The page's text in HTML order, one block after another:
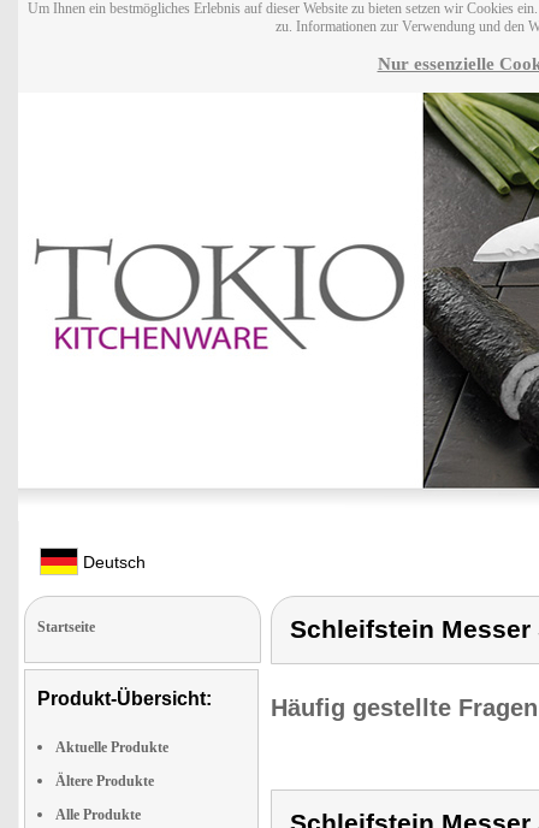
Um Ihnen ein bestmögliches Erlebnis auf dieser Website zu bieten setzen wir Cookies
zu. Informationen zur Verwendung und den
Nur essenzielle
Deutsch
Startseite
Produkt-Übersicht:
Aktuelle Produkte
Ältere Produkte
Alle Produkte
Schleifstein Messer
Häufig gestellte